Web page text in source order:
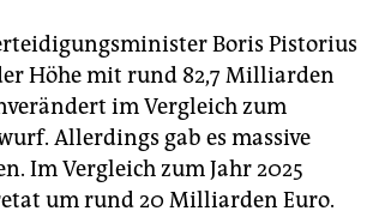
Boris Pistorius
Höhe mit rund 82,7 Milliarden
im Vergleich zum
Allerdings gab es massive
Im Vergleich zum Jahr 2025
um rund 20 Milliarden Euro.